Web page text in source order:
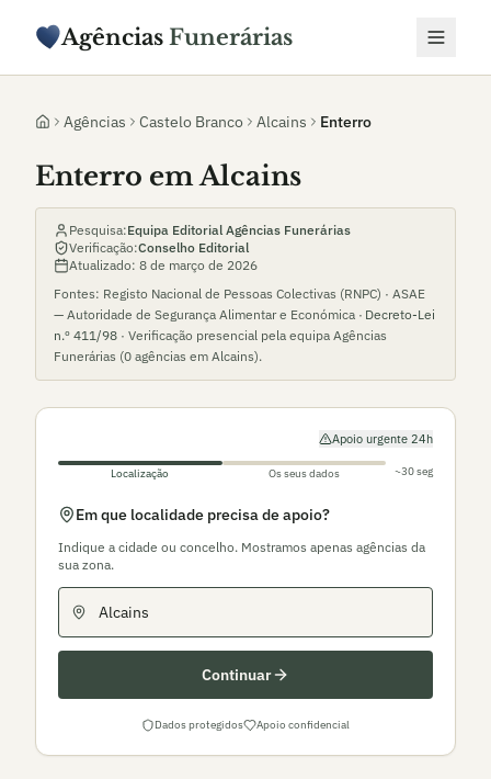
Agências Funerárias
Agências Castelo Branco Alcains Enterro
Enterro em Alcains
Pesquisa:Equipa Editorial Agências Funerárias
Verificação:Conselho Editorial
Atualizado: 8 de março de 2026
Fontes: Registo Nacional de Pessoas Colectivas (RNPC) · ASAE
— Autoridade de Segurança Alimentar e Económica · Decreto-Lei
n.º 411/98 · Verificação presencial pela equipa Agências
Funerárias (0 agências em Alcains).
Apoio urgente 24h
Localização Os seus dados ~30 seg
Em que localidade precisa de apoio?
Indique a cidade ou concelho. Mostramos apenas agências da
sua zona.
Continuar
Dados protegidos Apoio confidencial